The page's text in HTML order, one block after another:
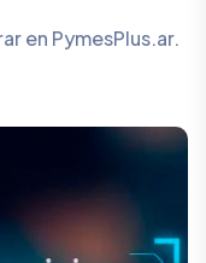
en PymesPlus.ar.